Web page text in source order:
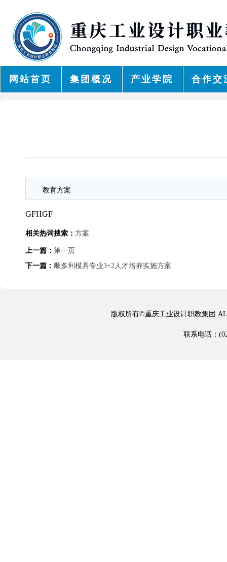
网站首页 集团概况 产业学院 合作交
教育方案
GFHGF
相关热词搜索： 方案
上一篇： 第一页
下一篇： 顺多利模具专业3+2人才培养实施方案
版权所有©重庆工业设计职教集团
联系电话：